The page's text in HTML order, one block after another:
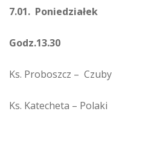
7.01. Poniedziałek
Godz.13.30
Ks. Proboszcz – Czuby
Ks. Katecheta – Polaki